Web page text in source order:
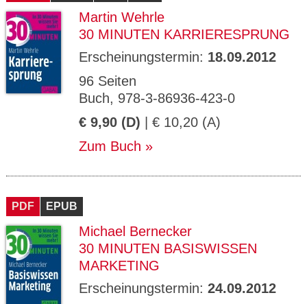
Martin Wehrle
30 MINUTEN KARRIERESPRUNG
Erscheinungstermin: 18.09.2012
96 Seiten
Buch, 978-3-86936-423-0
€ 9,90 (D) | € 10,20 (A)
Zum Buch
PDF EPUB
Michael Bernecker
30 MINUTEN BASISWISSEN
MARKETING
Erscheinungstermin: 24.09.2012